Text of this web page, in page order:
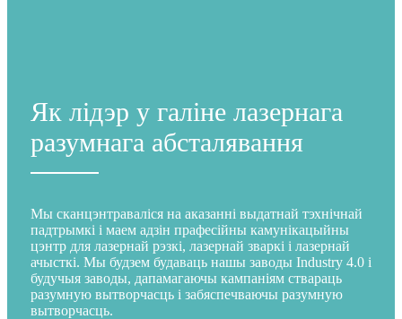
Як лідэр у галіне лазернага
разумнага абсталявання
Мы сканцэнтраваліся на аказанні выдатнай тэхнічнай
падтрымкі і маем адзін прафесійны камунікацыйны
цэнтр для лазернай рэзкі, лазернай зваркі і лазернай
ачысткі. Мы будзем будаваць нашы заводы Industry 4.0 і
будучыя заводы, дапамагаючы кампаніям ствараць
разумную вытворчасць і забяспечваючы разумную
вытворчасць.